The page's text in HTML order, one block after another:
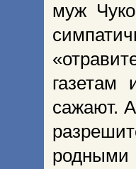
муж
сажают.